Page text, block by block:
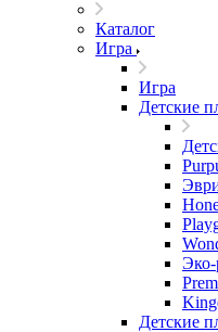
Каталог
Игра
Игра
Детские
Детские